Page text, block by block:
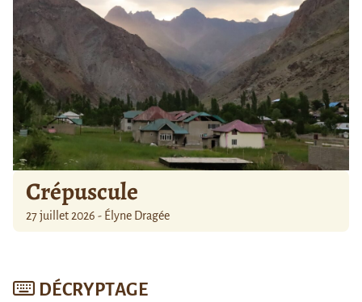
Crépuscule
27 juillet 2026 - Élyne Dragée
DÉCRYPTAGE